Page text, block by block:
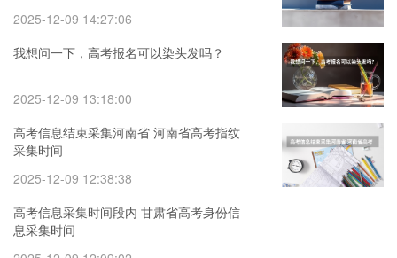
2025-12-09 14:27:06
我想问一下，高考报名可以染头发吗？
2025-12-09 13:18:00
高考信息结束采集河南省 河南省高考指纹
采集时间
2025-12-09 12:38:38
高考信息采集时间段内 甘肃省高考身份信
息采集时间